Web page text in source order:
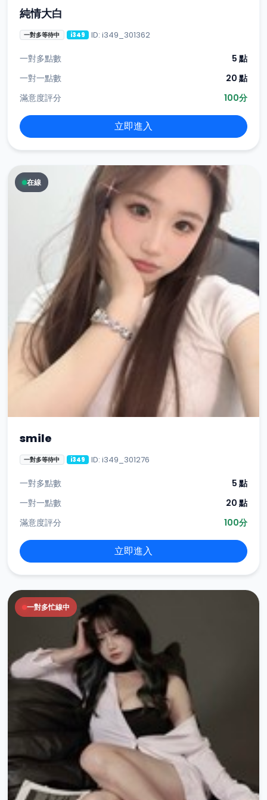
純情大白
一對多等待中 i349 ID: i349_301362
一對多點數
5 點
一對一點數
20 點
滿意度評分
100分
立即進入
在線
smile
一對多等待中 i349 ID: i349_301276
一對多點數
5 點
一對一點數
20 點
滿意度評分
100分
立即進入
一對多忙線中